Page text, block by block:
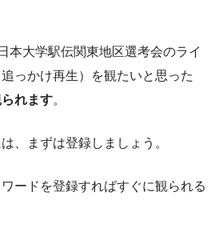
本大学駅伝関東地区選考会のライ
っかけ再生）を観たいと思った
れます。
、まずは登録しましょう。
ードを登録すればすぐに観られる